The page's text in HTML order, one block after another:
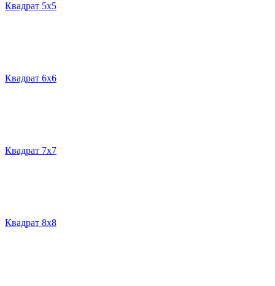
Квадрат 5х5
Квадрат 6х6
Квадрат 7х7
Квадрат 8х8